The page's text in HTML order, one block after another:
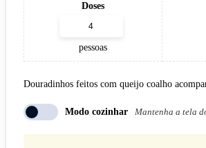
Doses
pessoas
Douradinhos feitos com queijo coalho
Modo cozinhar Mantenha a tela